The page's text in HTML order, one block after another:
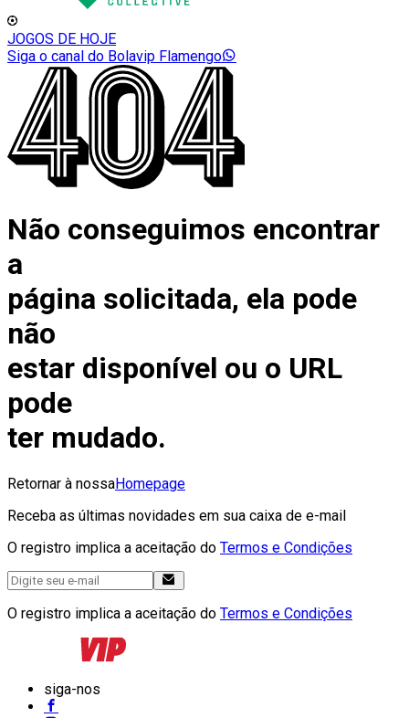
JOGOS DE HOJE
Siga o canal do Bolavip Flamengo
Não conseguimos encontrar
a
página solicitada, ela pode
não
estar disponível ou o URL
pode
ter mudado.
Retornar à nossaHomepage
Receba as últimas novidades em sua caixa de e-mail
O registro implica a aceitação do Termos e Condições
O registro implica a aceitação do Termos e Condições
siga-nos